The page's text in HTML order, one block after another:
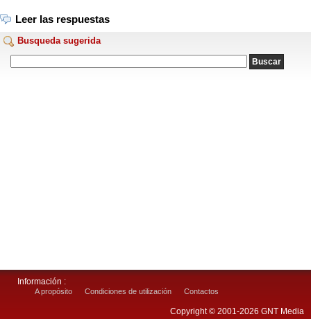
Leer las respuestas
Busqueda sugerida
Información :
A propósito Condiciones de utilización Contactos
Copyright © 2001-2026 GNT Media